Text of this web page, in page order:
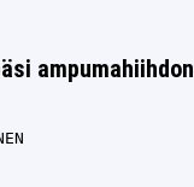
ampumahiihdon